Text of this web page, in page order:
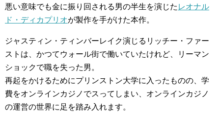
悪い意味でも金に振り回される男の半生を演じた レオナル
ド・ディカプリオが製作を手がけた本作。
ジャスティン・ティンバーレイク演じるリッチー・ファー
ストは、かつてウォール街で働いていたけれど、リーマン
ショックで職を失った男。
再起をかけるためにプリンストン大学に入ったものの、学
費をオンラインカジノでスってしまい、オンラインカジノ
の運営の世界に足を踏み入れます。